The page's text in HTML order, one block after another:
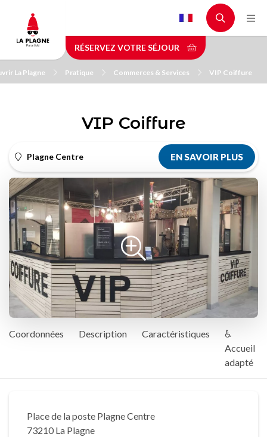
contenu
principal
RÉSERVEZ VOTRE SÉJOUR
La Plagne Pratique Commerces & Services VIP Coiffure
VIP Coiffure
Plagne Centre EN SAVOIR PLUS
Coordonnées Description Caractéristiques
♿
Accueil
adapté
Place de la poste Plagne Centre
73210 La Plagne